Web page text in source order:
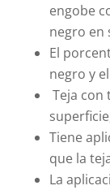
engobe
negro en
El
negro y
Teja con
Tiene
que la
La